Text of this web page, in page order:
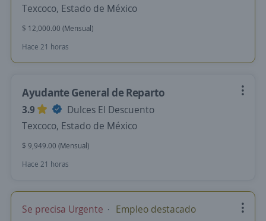
Texcoco, Estado de México
$ 12,000.00 (Mensual)
Hace 21 horas
Ayudante General de Reparto
3.9
Dulces El Descuento
Texcoco, Estado de México
$ 9,949.00 (Mensual)
Hace 21 horas
Se precisa Urgente Empleo destacado